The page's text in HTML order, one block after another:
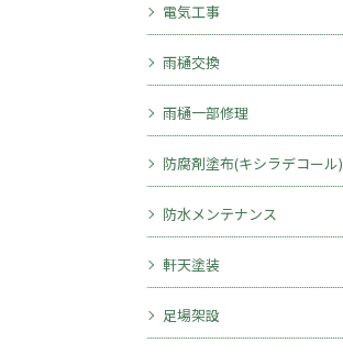
電気工事
雨樋交換
雨樋一部修理
防腐剤塗布(キシラデコール)
防水メンテナンス
軒天塗装
足場架設